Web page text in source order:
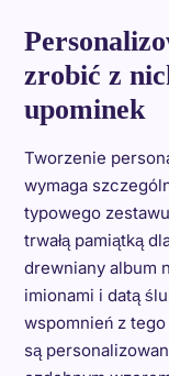
zrobić z
upominek
Tworzenie
wymaga
typowego
trwałą pamiątką
drewniany album
imionami i datą
wspomnień z
są